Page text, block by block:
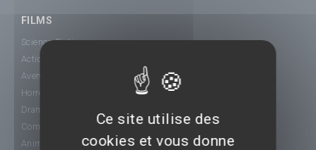
FILMS
Science-Fiction
Action
Aventure
Horreur
Drame
Comédie
Animation
Ce site utilise des
cookies et vous donne